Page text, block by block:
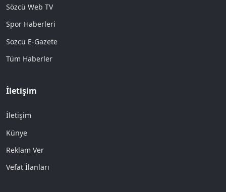
Sözcü Web TV
Spor Haberleri
Sözcü E-Gazete
Tüm Haberler
İletişim
İletişim
Künye
Reklam Ver
Vefat İlanları